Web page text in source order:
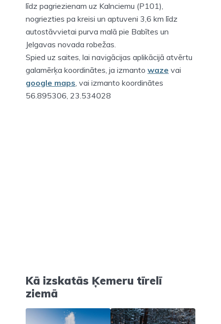
līdz pagriezienam uz Kalnciemu (P101),
nogriezties pa kreisi un aptuveni 3,6 km līdz
autostāvvietai purva malā pie Babītes un
Jelgavas novada robežas.
Spied uz saites, lai navigācijas aplikācijā atvērtu
galamērķa koordinātes, ja izmanto waze vai
google maps , vai izmanto koordinātes
56.895306, 23.534028
Kā izskatās Ķemeru tīrelī
ziemā